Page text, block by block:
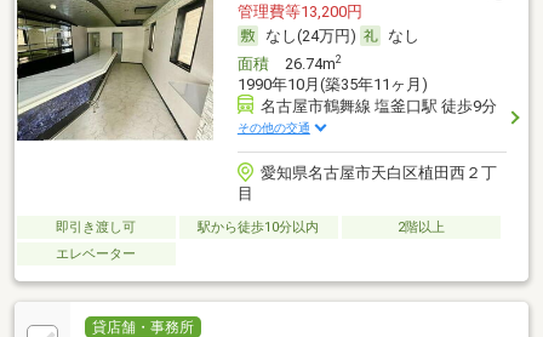
管理費等13,200円
なし(24万円)
なし
面積26.74m2
1990年10月(築35年11ヶ月)
名古屋市鶴舞線 塩釜口駅 徒歩9分
その他の交通
愛知県名古屋市天白区植田西２丁
目
即引き渡し可 駅から徒歩10分以内
2階以上
エレベーター
貸店舗・事務所